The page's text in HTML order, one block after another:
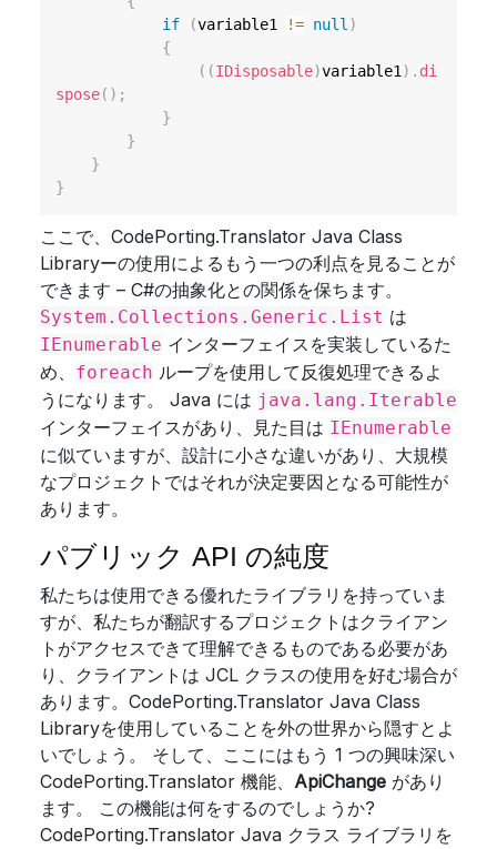
if
(variable1 != null )
{
( (IDisposable)variable1 ) . di
spose( ) ;
}
}
}
}
ここで、CodePorting.Translator Java Class
Libraryーの使用によるもう一つの利点を見ることが
できます – C#の抽象化との関係を保ちます。
System.Collections.Generic.List は
IEnumerable インターフェイスを実装しているた
め、 foreach ループを使用して反復処理できるよ
うになります。 Java には java.lang.Iterable
インターフェイスがあり、見た目は IEnumerable
に似ていますが、設計に小さな違いがあり、大規模
なプロジェクトではそれが決定要因となる可能性が
あります。
パブリック API の純度
私たちは使用できる優れたライブラリを持っていま
すが、私たちが翻訳するプロジェクトはクライアン
トがアクセスできて理解できるものである必要があ
り、クライアントは JCL クラスの使用を好む場合が
あります。CodePorting.Translator Java Class
Libraryを使用していることを外の世界から隠すとよ
いでしょう。 そして、ここにはもう 1 つの興味深い
CodePorting.Translator 機能、 ApiChange があり
ます。 この機能は何をするのでしょうか?
CodePorting.Translator Java クラス ライブラリを